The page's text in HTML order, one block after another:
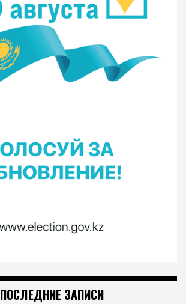
ПОСЛЕДНИЕ ЗАПИСИ